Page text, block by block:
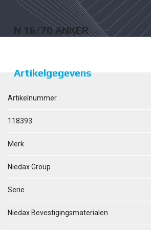
N 16/70 ANKER
Artikelgegevens
Artikelnummer
118393
Merk
Niedax Group
Serie
Niedax Bevestigingsmaterialen